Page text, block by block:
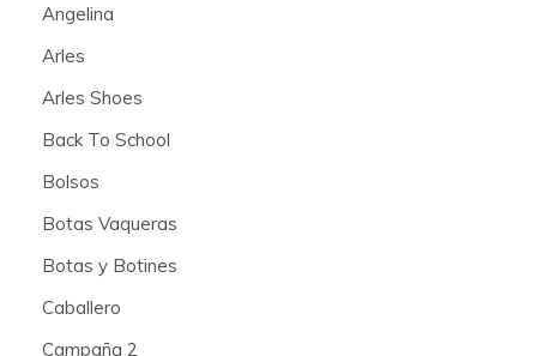
Angelina
Arles
Arles Shoes
Back To School
Bolsos
Botas Vaqueras
Botas y Botines
Caballero
Campaña 2